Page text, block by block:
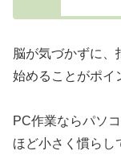
脳が気づかずに、
始めることがポイ
PC作業ならパソ
ほど小さく慣らし